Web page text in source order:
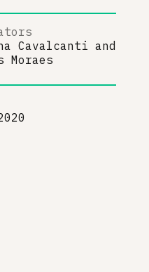
Cavalcanti and
Moraes